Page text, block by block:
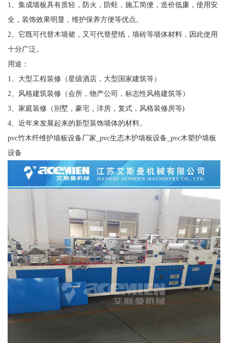
1、集成墙板具有质轻，防火，防蛀，施工简便，造价低廉，使用安
全，装饰效果明显，维护保养方便等优点。
2、它既可代替木墙裙，又可代替壁纸，墙砖等墙体材料，因此使用
十分广泛。
用途：
1、大型工程装修（星级酒店，大型国家建筑等）
2、风格建筑装修（会所，物产公司，标志性风格建筑等）
3、家庭装修（别墅，豪宅，洋房，复式，风格装修房等)
4、近年来发展起来的新型装饰墙体的材料。
pvc竹木纤维护墙板设备厂家_pvc生态木护墙板设备_pvc木塑护墙板
设备